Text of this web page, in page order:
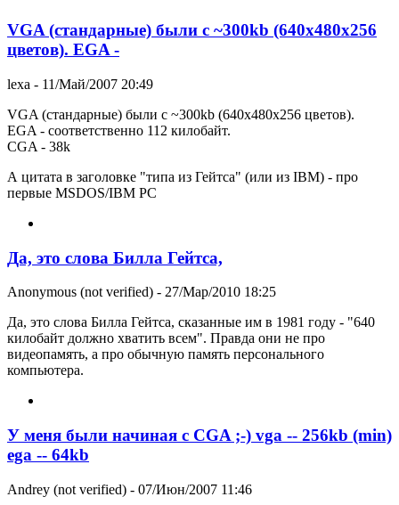
VGA (стандарные) были с ~300kb (640x480x256
цветов). EGA -
lexa - 11/Май/2007 20:49
VGA (стандарные) были с ~300kb (640x480x256 цветов).
EGA - соответственно 112 килобайт.
CGA - 38k
А цитата в заголовке "типа из Гейтса" (или из IBM) - про
первые MSDOS/IBM PC
Да, это слова Билла Гейтса,
Anonymous (not verified) - 27/Мар/2010 18:25
Да, это слова Билла Гейтса, сказанные им в 1981 году - "640
килобайт должно хватить всем". Правда они не про
видеопамять, а про обычную память персонального
компьютера.
У меня были начиная с CGA ;-) vga -- 256kb (min)
ega -- 64kb
Andrey (not verified) - 07/Июн/2007 11:46